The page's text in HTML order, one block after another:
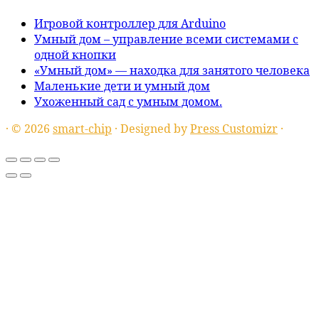
Игровой контроллер для Arduino
Умный дом – управление всеми системами с
одной кнопки
«Умный дом» — находка для занятого человека
Маленькие дети и умный дом
Ухоженный сад с умным домом.
· © 2026 smart-chip · Designed byPress Customizr ·